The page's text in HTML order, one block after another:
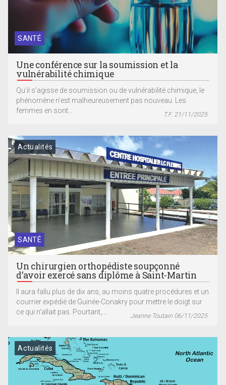
SANTÉ
Une conférence sur la soumission et la
vulnérabilité chimique
Qu’il s’agisse de soumission ou de vulnérabilité chimique, le
phénomène n’est malheureusement pas nouveau. Les
femmes en sont...
T.F. 21/11/2025
SANTÉ
Actualités
Un chirurgien orthopédiste soupçonné
d’avoir exercé sans diplôme à Saint-Martin
Il aura fallu plus de dix ans, au moins quatre procédures et un
courrier expédié de Guinée-Conakry pour mettre le doigt sur
ce qui n’allait pas. Pourtant,...
Jeanne Toutain 06/11/2025
Actualités